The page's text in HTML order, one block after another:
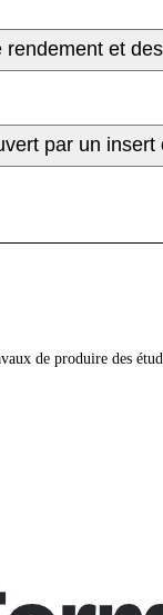
et
par un
de produire des